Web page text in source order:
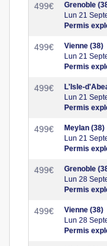
499€
Grenoble
Lun 21
Permis
499€
Vienne (38)
Lun 21
Permis
499€
L'Isle-
Lun 21
Permis
499€
Meylan (38)
Lun 21
Permis
499€
Grenoble
Lun 28
Permis
499€
Vienne (38)
Lun 28
Permis